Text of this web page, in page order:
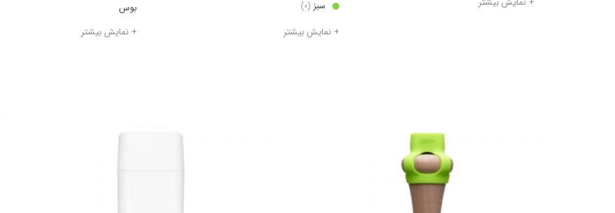
سبز (0)
+ نمایش بیشتر
بوس
+ نمایش بیشتر